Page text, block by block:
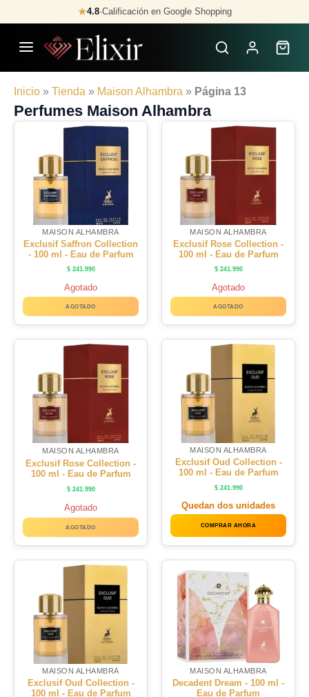
to
content
★4.8·Calificación en Google Shopping
Inicio » Tienda » Maison Alhambra » Página 13
Perfumes Maison Alhambra
MAISON ALHAMBRA
Exclusif Saffron Collection
- 100 ml - Eau de Parfum
$241.990
Agotado
AGOTADO
MAISON ALHAMBRA
Exclusif Rose Collection -
100 ml - Eau de Parfum
$241.990
Agotado
AGOTADO
MAISON ALHAMBRA
Exclusif Rose Collection -
100 ml - Eau de Parfum
$241.990
Agotado
AGOTADO
MAISON ALHAMBRA
Exclusif Oud Collection -
100 ml - Eau de Parfum
$241.990
Quedan dos unidades
COMPRAR AHORA
MAISON ALHAMBRA
Exclusif Oud Collection -
100 ml - Eau de Parfum
MAISON ALHAMBRA
Decadent Dream - 100 ml -
Eau de Parfum